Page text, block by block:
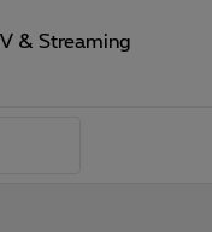
& Streaming